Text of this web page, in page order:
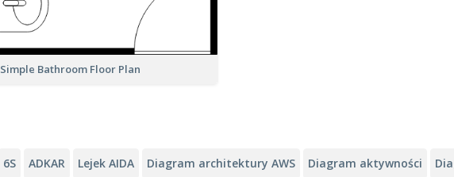
Simple Bathroom Floor Plan
6S ADKAR Lejek AIDA Diagram architektury AWS Diagram aktywności